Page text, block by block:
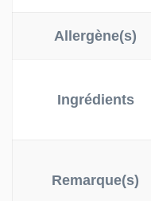
Allergène(s)
Ingrédients
Remarque(s)